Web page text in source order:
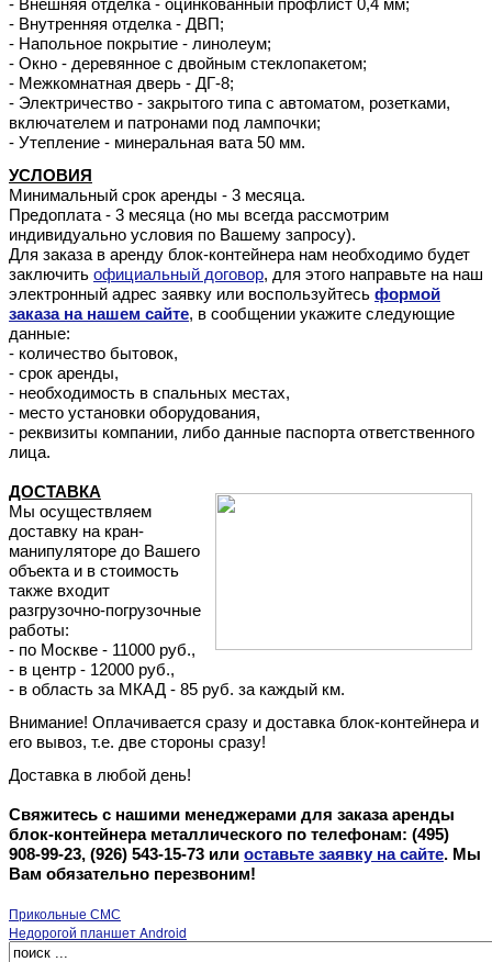
- Внутренняя отделка - ДВП;
- Напольное покрытие - линолеум;
- Окно - деревянное с двойным стеклопакетом;
- Межкомнатная дверь - ДГ-8;
- Электричество - закрытого типа с автоматом, розетками,
включателем и патронами под лампочки;
- Утепление - минеральная вата 50 мм.
УСЛОВИЯ
Минимальный срок аренды - 3 месяца.
Предоплата - 3 месяца (но мы всегда рассмотрим
индивидуально условия по Вашему запросу).
Для заказа в аренду блок-контейнера нам необходимо будет
заключить официальный договор, для этого направьте на наш
электронный адрес заявку или воспользуйтесь формой
заказа на нашем сайте, в сообщении укажите следующие
данные:
- количество бытовок,
- срок аренды,
- необходимость в спальных местах,
- место установки оборудования,
- реквизиты компании, либо данные паспорта ответственного
лица.
ДОСТАВКА
Мы осуществляем
доставку на кран-
манипуляторе до Вашего
объекта и в стоимость
также входит
разгрузочно-погрузочные
работы:
- по Москве - 11000 руб.,
- в центр - 12000 руб.,
- в область за МКАД - 85 руб. за каждый км.
Внимание! Оплачивается сразу и доставка блок-контейнера и
его вывоз, т.е. две стороны сразу!
Доставка в любой день!
Свяжитесь с нашими менеджерами для заказа аренды
блок-контейнера металлического по телефонам: (495)
908-99-23, (926) 543-15-73 или оставьте заявку на сайте. Мы
Вам обязательно перезвоним!
Прикольные СМС
Недорогой планшет Android